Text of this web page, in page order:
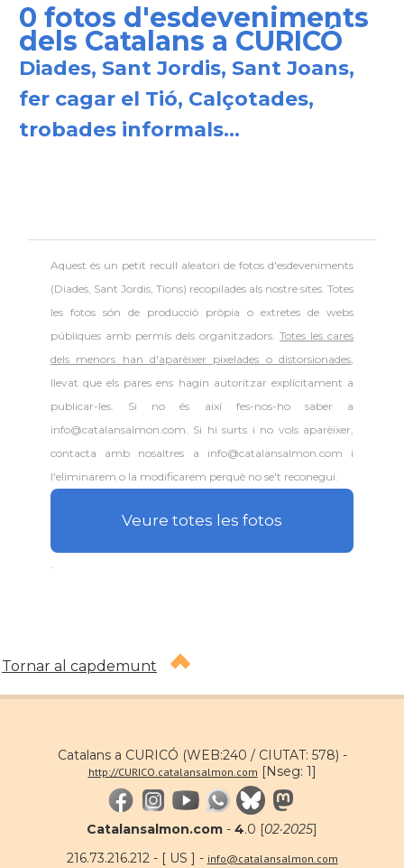
0 fotos d'esdeveniments
dels Catalans a CURICÓ
Diades, Sant Jordis, Sant Joans,
fer cagar el Tió, Calçotades,
trobades informals...
Aquest és un petit recull aleatori defotos d'esdeveniments
(Diades, Sant Jordis, Tions) recopilades als nostre sites. Totes
les fotos són de producció pròpia o extretes de webs
públiques amb permís dels organitzadors.Totes les cares
dels menors han d'aparèixer pixelades o distorsionades,
llevat que els pares ens hagin autoritzar explícitament a
publicar-les. Si no és així fes-nos-ho saber a
info@catalansalmon.com. Si hi surts i no vols aparèixer,
contacta amb nosaltres a info@catalansalmon.com i
l'eliminarem o la modificarem perquè no se't reconegui.
Veure totes les fotos
Tornar al capdemunt
Catalans a CURICÓ (WEB:240 / CIUTAT: 578) -
http://CURICO.catalansalmon.com [Nseg: 1]
Catalansalmon.com - 4.0 [02·2025]
216.73.216.212 - [ US ] - info@catalansalmon.com